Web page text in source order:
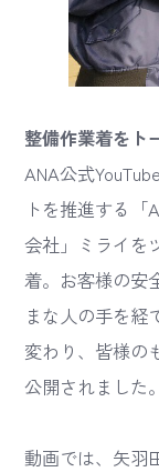
整備作業着をト
ANA公式
トを推進する
会社」ミライを
着。お客様の安
まな人の手を経
変わり、皆様の
公開されました。
動画では、矢羽